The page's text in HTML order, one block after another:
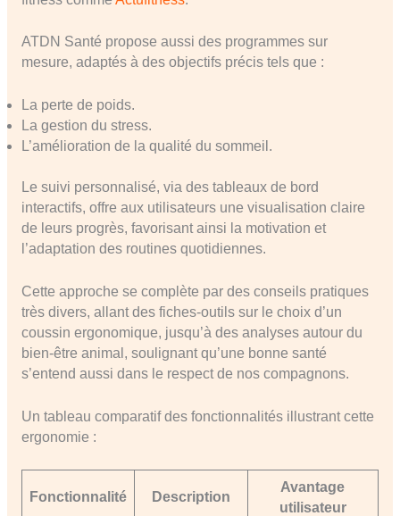
ATDN Santé propose aussi des programmes sur
mesure, adaptés à des objectifs précis tels que :
La perte de poids.
La gestion du stress.
L’amélioration de la qualité du sommeil.
Le suivi personnalisé, via des tableaux de bord
interactifs, offre aux utilisateurs une visualisation claire
de leurs progrès, favorisant ainsi la motivation et
l’adaptation des routines quotidiennes.
Cette approche se complète par des conseils pratiques
très divers, allant des fiches-outils sur le choix d’un
coussin ergonomique, jusqu’à des analyses autour du
bien-être animal, soulignant qu’une bonne santé
s’entend aussi dans le respect de nos compagnons.
Un tableau comparatif des fonctionnalités illustrant cette
ergonomie :
Fonctionnalité Description
Avantage
utilisateur